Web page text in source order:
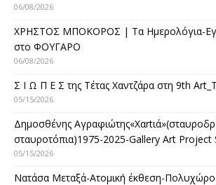
06/08/2026
ΧΡΗΣΤΟΣ ΜΠΟΚΟΡΟΣ | Τα Ημερολόγια-
στο ΦΟΥΓΑΡΟ
06/08/2026
Σ Ι Ω Π Ε Σ της Τέτας Χαντζάρα στη 9th
05/15/2026
Δημοσθένης
σταυροτόπια)1975-2025-Gallery Art Project
05/15/2026
Νατάσα Μεταξά-Ατομική έκθεση-